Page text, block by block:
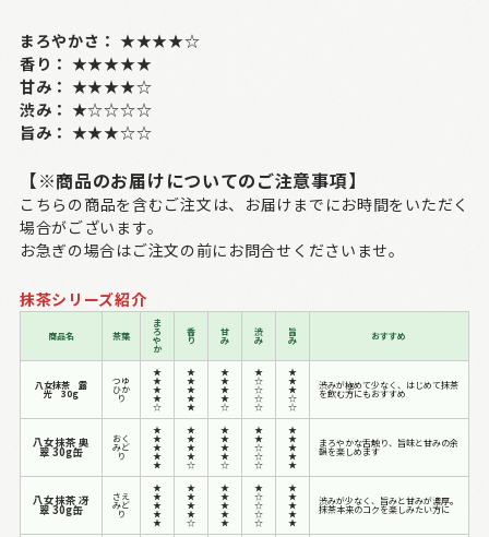
まろやかさ： ★★★★☆
香り： ★★★★★
甘み： ★★★★☆
渋み： ★☆☆☆☆
旨み： ★★★☆☆
【※商品のお届けについてのご注意事項】
こちらの商品を含むご注文は、お届けまでにお時間をいただく
場合がございます。
お急ぎの場合はご注文の前にお問合せくださいませ。
抹茶シリーズ紹介
商品名 茶葉
ま
ろ
や
か
香
り
甘
み
渋
み
旨
み おすすめ
八女抹茶 露
光 30g
つゆ
ひか
り
★
★
★
★
☆
★
★
★
★
★
★
★
★
★
☆
★
☆
☆
☆
☆
★
★
★
☆
☆
渋みが極めて少なく、はじめて抹茶
を飲む方にもおすすめ
八女抹茶 奥
翠 30g缶
おく
みど
り
★
★
★
★
★
★
★
★
★
☆
★
★
★
★
☆
★
★
☆
☆
☆
★
★
★
★
★
まろやかな舌触り、旨味と甘みの余
韻を楽しめます
八女抹茶 冴
翠 30g缶
さえ
みど
り
★
★
★
★
★
★
★
★
★
☆
★
★
★
★
★
★
☆
☆
☆
☆
★
★
★
★
★
渋みが少なく、旨みと甘みが濃厚。
抹茶本来のコクを楽しみたい方に